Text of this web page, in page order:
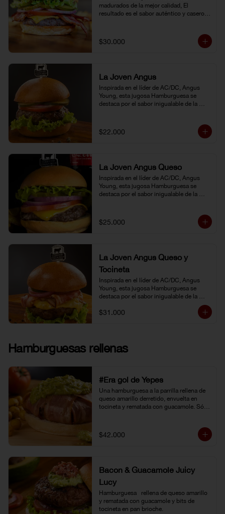
madurados de la mejor calidad, El
resultado es el sabor auténtico y casero
usted elija. Armela como quiera.
$30.000
La Joven Angus
Inspirada en el líder de AC/DC, Angus
Young, esta jugosa Hamburguesa se
destaca por el sabor inigualable de la
$22.000
La Joven Angus Queso
Inspirada en el líder de AC/DC, Angus
Young, esta jugosa Hamburguesa se
destaca por el sabor inigualable de la
$25.000
La Joven Angus Queso y
Tocineta
Inspirada en el líder de AC/DC, Angus
Young, esta jugosa Hamburguesa se
destaca por el sabor inigualable de la
$31.000
Hamburguesas rellenas
#Era gol de Yepes
Una hamburguesa a la parrilla rellena de
queso amarillo derretido, envuelta en
tocineta y rematada con guacamole. Sólo
porque definitivamente…
#EraGolDeYepes!
$42.000
Bacon & Guacamole Juicy
Lucy
Hamburguesa   rellena de queso amarillo
y rematada con guacamole y bits de
tocineta en pan brioche.